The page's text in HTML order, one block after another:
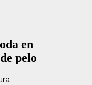
en
pelo